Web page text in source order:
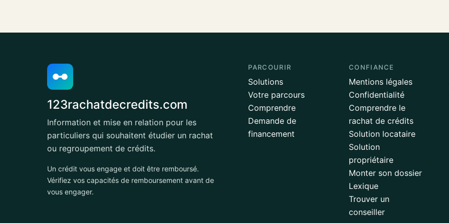
123rachatdecredits.com
Information et mise en relation pour les
particuliers qui souhaitent étudier un rachat
ou regroupement de crédits.
Un crédit vous engage et doit être remboursé.
Vérifiez vos capacités de remboursement avant de
vous engager.
PARCOURIR
Solutions
Votre parcours
Comprendre
Demande de
financement
CONFIANCE
Mentions légales
Confidentialité
Comprendre le
rachat de crédits
Solution locataire
Solution
propriétaire
Monter son dossier
Lexique
Trouver un
conseiller